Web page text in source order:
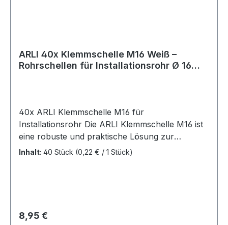
ARLI 40x Klemmschelle M16 Weiß –
Rohrschellen für Installationsrohr Ø 16
40x ARLI Klemmschelle M16 für
Installationsrohr Die ARLI Klemmschelle M16 ist
eine robuste und praktische Lösung zur
sicheren Befestigung von Installationsrohren.
Geeignet für Nageldübel oder Schrauben
Inhalt: 40 Stück (0,22 € / 1 Stück)
Regulärer Preis:
8,95 €